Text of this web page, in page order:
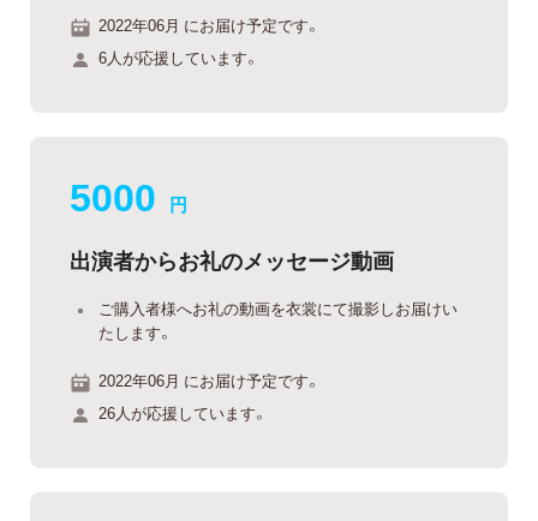
2022年06月 にお届け予定です。
6人が応援しています。
5000 円
出演者からお礼のメッセージ動画
ご購入者様へお礼の動画を衣裳にて撮影しお届けい
たします。
2022年06月 にお届け予定です。
26人が応援しています。